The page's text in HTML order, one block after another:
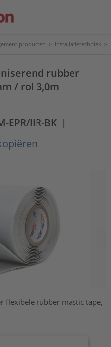
producten > Installatietechniek >
rubber
/ rol 3,0m
EPR/IIR-BK |
flexibele rubber mastic tape,